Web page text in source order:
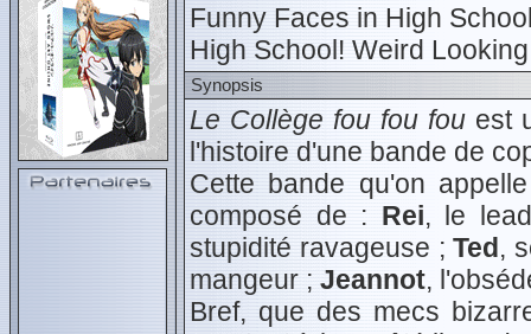
Funny Faces in High
High School! Weird
Synopsis
Le Collège fou fou fouest
l'histoire d'une bande de
Cette bande qu'on
composé de : Rei, le
stupidité ravageuse ;Ted,
mangeur ; Jeannot,
Bref, que des mecs